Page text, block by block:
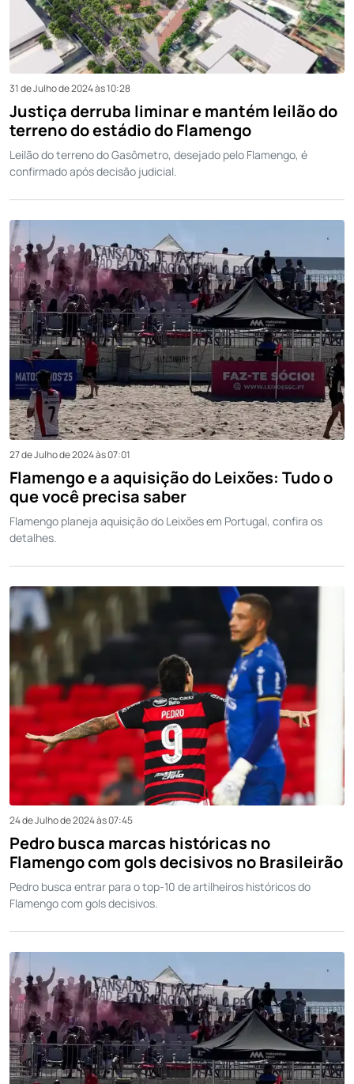
31 de Julho de 2024 às 10:28
Justiça derruba liminar e mantém leilão do
terreno do estádio do Flamengo
Leilão do terreno do Gasômetro, desejado pelo Flamengo, é
confirmado após decisão judicial.
27 de Julho de 2024 às 07:01
Flamengo e a aquisição do Leixões: Tudo o
que você precisa saber
Flamengo planeja aquisição do Leixões em Portugal, confira os
detalhes.
24 de Julho de 2024 às 07:45
Pedro busca marcas históricas no
Flamengo com gols decisivos no Brasileirão
Pedro busca entrar para o top-10 de artilheiros históricos do
Flamengo com gols decisivos.